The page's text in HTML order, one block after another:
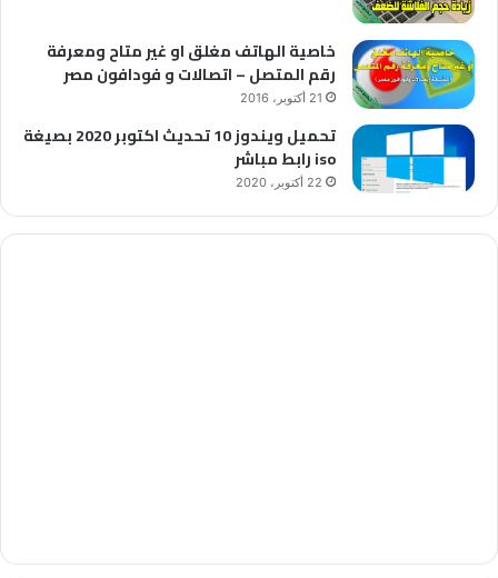
خاصية الهاتف مغلق او غير متاح ومعرفة
رقم المتصل – اتصالات و فودافون مصر
21 أكتوبر، 2016
تحميل ويندوز 10 تحديث اكتوبر 2020 بصيغة
iso رابط مباشر
22 أكتوبر، 2020